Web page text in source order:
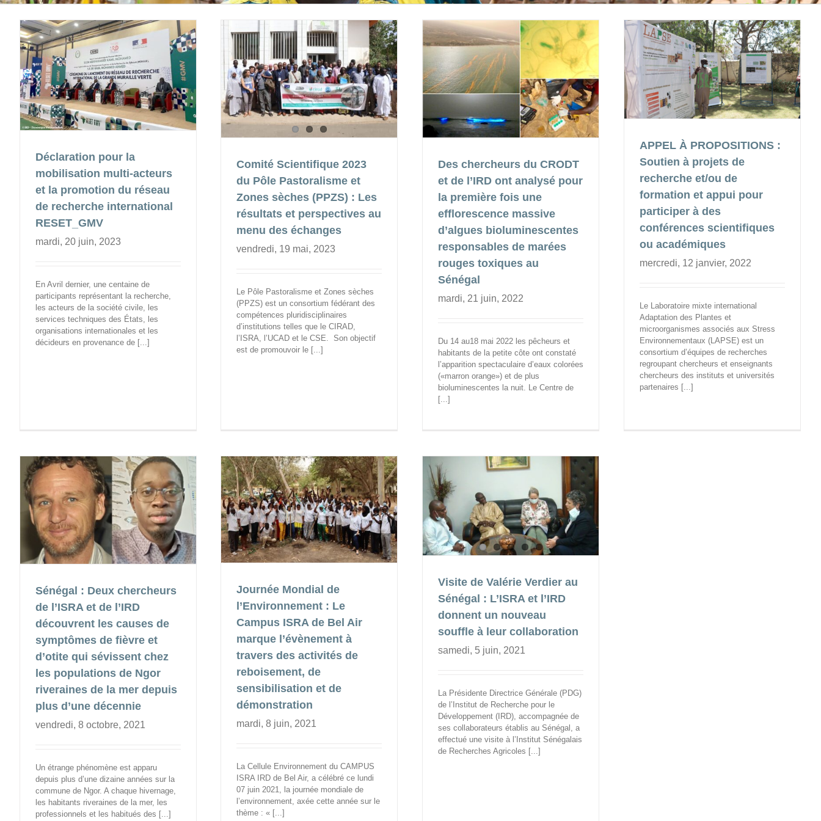
Déclaration pour la
mobilisation multi-acteurs
et la promotion du réseau
de recherche international
RESET_GMV
mardi, 20 juin, 2023
En Avril dernier, une centaine de
participants représentant la recherche,
les acteurs de la société civile, les
services techniques des États, les
organisations internationales et les
décideurs en provenance de [...]
Comité Scientifique 2023
du Pôle Pastoralisme et
Zones sèches (PPZS) : Les
résultats et perspectives au
menu des échanges
vendredi, 19 mai, 2023
Le Pôle Pastoralisme et Zones sèches
(PPZS) est un consortium fédérant des
compétences pluridisciplinaires
d’institutions telles que le CIRAD,
l’ISRA, l’UCAD et le CSE. Son objectif
est de promouvoir le [...]
Des chercheurs du CRODT
et de l’IRD ont analysé pour
la première fois une
efflorescence massive
d’algues bioluminescentes
responsables de marées
rouges toxiques au
Sénégal
mardi, 21 juin, 2022
Du 14 au18 mai 2022 les pêcheurs et
habitants de la petite côte ont constaté
l’apparition spectaculaire d’eaux colorées
(«marron orange») et de plus
bioluminescentes la nuit. Le Centre de
[...]
APPEL À PROPOSITIONS :
Soutien à projets de
recherche et/ou de
formation et appui pour
participer à des
conférences scientifiques
ou académiques
mercredi, 12 janvier, 2022
Le Laboratoire mixte international
Adaptation des Plantes et
microorganismes associés aux Stress
Environnementaux (LAPSE) est un
consortium d’équipes de recherches
regroupant chercheurs et enseignants
chercheurs des instituts et universités
partenaires [...]
Sénégal : Deux chercheurs
de l’ISRA et de l’IRD
découvrent les causes de
symptômes de fièvre et
d’otite qui sévissent chez
les populations de Ngor
riveraines de la mer depuis
plus d’une décennie
vendredi, 8 octobre, 2021
Un étrange phénomène est apparu
depuis plus d’une dizaine années sur la
commune de Ngor. A chaque hivernage,
les habitants riveraines de la mer, les
professionnels et les habitués des [...]
Journée Mondial de
l’Environnement : Le
Campus ISRA de Bel Air
marque l’évènement à
travers des activités de
reboisement, de
sensibilisation et de
démonstration
mardi, 8 juin, 2021
La Cellule Environnement du CAMPUS
ISRA IRD de Bel Air, a célébré ce lundi
07 juin 2021, la journée mondiale de
l’environnement, axée cette année sur le
thème : « [...]
Visite de Valérie Verdier au
Sénégal : L’ISRA et l’IRD
donnent un nouveau
souffle à leur collaboration
samedi, 5 juin, 2021
La Présidente Directrice Générale (PDG)
de l’Institut de Recherche pour le
Développement (IRD), accompagnée de
ses collaborateurs établis au Sénégal, a
effectué une visite à l’Institut Sénégalais
de Recherches Agricoles [...]